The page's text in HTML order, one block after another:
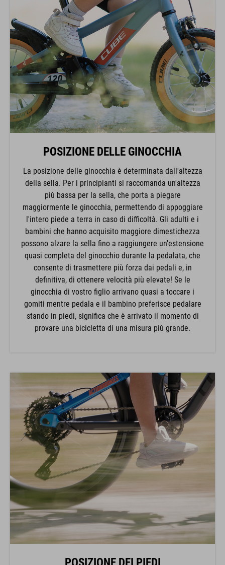
POSIZIONE DELLE GINOCCHIA
La posizione delle ginocchia è determinata dall'altezza
della sella. Per i principianti si raccomanda un'altezza
più bassa per la sella, che porta a piegare
maggiormente le ginocchia, permettendo di appoggiare
l'intero piede a terra in caso di difficoltà. Gli adulti e i
bambini che hanno acquisito maggiore dimestichezza
possono alzare la sella fino a raggiungere un'estensione
quasi completa del ginocchio durante la pedalata, che
consente di trasmettere più forza dai pedali e, in
definitiva, di ottenere velocità più elevate! Se le
ginocchia di vostro figlio arrivano quasi a toccare i
gomiti mentre pedala e il bambino preferisce pedalare
stando in piedi, significa che è arrivato il momento di
provare una bicicletta di una misura più grande.